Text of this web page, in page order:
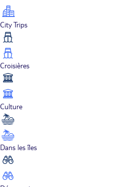
City Trips
Croisières
Culture
Dans les îles